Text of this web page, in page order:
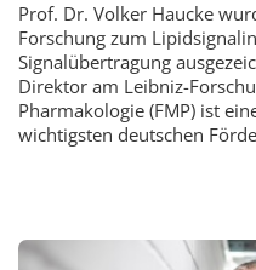
Prof. Dr. Volker Haucke
Forschung zum
Signalübertragung
Direktor am Leibniz-
Pharmakologie (FMP) ist
wichtigsten deutschen